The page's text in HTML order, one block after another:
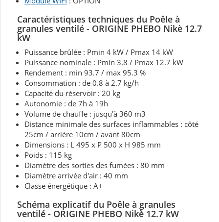
Caractéristiques techniques du Poêle à
granules ventilé - ORIGINE PHEBO Nikè 12.7
kW
Puissance brûlée : Pmin 4 kW / Pmax 14 kW
Puissance nominale : Pmin 3.8 / Pmax 12.7 kW
Rendement : min 93.7 / max 95.3 %
Consommation : de 0.8 à 2.7 kg/h
Capacité du réservoir : 20 kg
Autonomie : de 7h à 19h
Volume de chauffe : jusqu'à 360 m3
Distance minimale des surfaces inflammables : côté
25cm / arrière 10cm / avant 80cm
Dimensions : L 495 x P 500 x H 985 mm
Poids : 115 kg
Diamètre des sorties des fumées : 80 mm
Diamètre arrivée d'air : 40 mm
Classe énergétique : A+
Schéma explicatif du Poêle à granules
ventilé - ORIGINE PHEBO Nikè 12.7 kW